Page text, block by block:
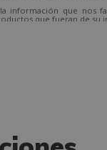
la información que
que fueran de su
identificándose
de Privacidad.